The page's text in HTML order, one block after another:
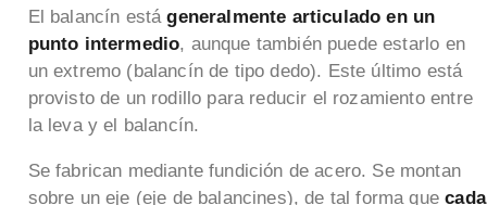
El balancín estágeneralmente articulado en un
punto intermedio, aunque también puede estarlo en
un extremo (balancín de tipo dedo). Este último está
provisto de un rodillo para reducir el rozamiento entre
la leva y el balancín.
Se fabrican mediante fundición de acero. Se montan
sobre un eje (eje de balancines), de tal forma quecada